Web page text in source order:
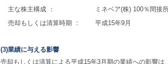
主な株主構成 ：
ミネベア(株) 100％間接
売却もしくは清算時期 ：
平成15年9月
(3)業績に与える影響
売却もしくは清算による平成15年3月期の業績への影響